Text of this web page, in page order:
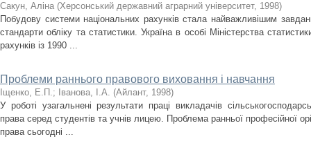
Сакун, Аліна (Херсонський державний аграрний університет, 1998)
Побудову системи національних рахунків стала найважливішим
стандарти обліку та статистики. Україна в особі Міністерства
рахунків із 1990 ...
Проблеми раннього правового виховання і навчання
Іщенко, Е.П.; Іванова, І.А. (Айлант, 1998)
У роботі узагальнені результати праці викладачів
права серед студентів та учнів лицею. Проблема ранньої професійної
права сьогодні ...